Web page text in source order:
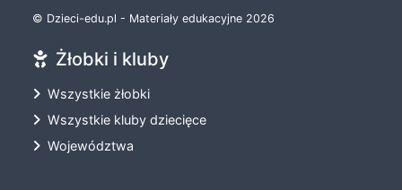
© Dzieci-edu.pl - Materiały edukacyjne 2026
Żłobki i kluby
Wszystkie żłobki
Wszystkie kluby dziecięce
Województwa